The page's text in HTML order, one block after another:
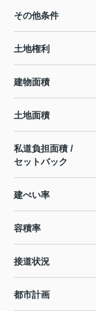
その他条件
土地権利
建物面積
土地面積
私道負担面積 /
セットバック
建ぺい率
容積率
接道状況
都市計画